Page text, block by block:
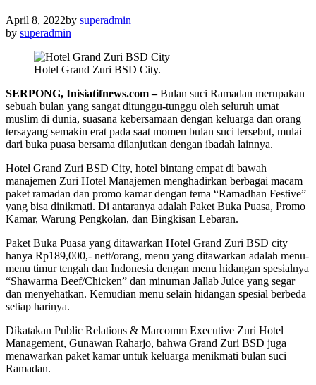
April 8, 2022by superadmin
by superadmin
Hotel Grand Zuri BSD City.
SERPONG, Inisiatifnews.com –Bulan suci Ramadan merupakan
sebuah bulan yang sangat ditunggu-tunggu oleh seluruh umat
muslim di dunia, suasana kebersamaan dengan keluarga dan orang
tersayang semakin erat pada saat momen bulan suci tersebut, mulai
dari buka puasa bersama dilanjutkan dengan ibadah lainnya.
Hotel Grand Zuri BSD City, hotel bintang empat di bawah
manajemen Zuri Hotel Manajemen menghadirkan berbagai macam
paket ramadan dan promo kamar dengan tema “Ramadhan Festive”
yang bisa dinikmati. Di antaranya adalah Paket Buka Puasa, Promo
Kamar, Warung Pengkolan, dan Bingkisan Lebaran.
Paket Buka Puasa yang ditawarkan Hotel Grand Zuri BSD city
hanya Rp189,000,- nett/orang, menu yang ditawarkan adalah menu-
menu timur tengah dan Indonesia dengan menu hidangan spesialnya
“Shawarma Beef/Chicken” dan minuman Jallab Juice yang segar
dan menyehatkan. Kemudian menu selain hidangan spesial berbeda
setiap harinya.
Dikatakan Public Relations & Marcomm Executive Zuri Hotel
Management, Gunawan Raharjo, bahwa Grand Zuri BSD juga
menawarkan paket kamar untuk keluarga menikmati bulan suci
Ramadan.